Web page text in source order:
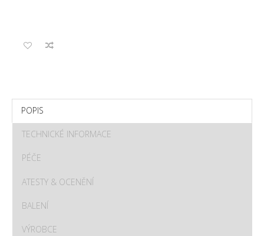
POPIS
TECHNICKÉ INFORMACE
PÉČE
ATESTY & OCENĚNÍ
BALENÍ
VÝROBCE